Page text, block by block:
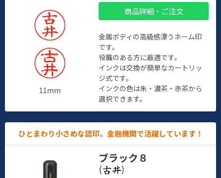
11mm
商品詳細・ご注文
金属ボディの高級感漂うネーム印
です。
役職のある方に最適です。
インクは交換が簡単なカートリッ
ジ式です。
インクの色は朱・濃茶・赤茶から
選択できます。
ひとまわり小さめな認印。金融機関で活躍しています！
ブラック８
(
)